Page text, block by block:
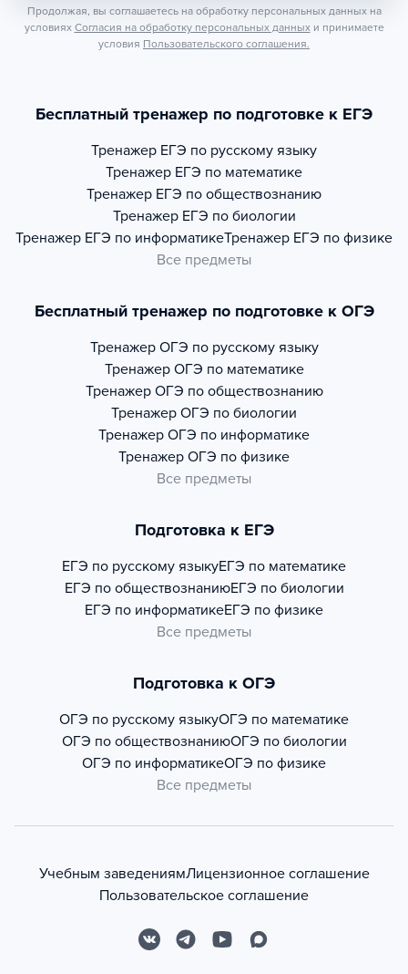
Продолжая, вы соглашаетесь на обработку персональных данных на
условиях Согласия на обработку персональных данных и принимаете
условия Пользовательского соглашения.
Бесплатный тренажер по подготовке к ЕГЭ
Тренажер ЕГЭ по русскому языку
Тренажер ЕГЭ по математике
Тренажер ЕГЭ по обществознанию
Тренажер ЕГЭ по биологии
Тренажер ЕГЭ по информатикеТренажер ЕГЭ по физике
Все предметы
Бесплатный тренажер по подготовке к ОГЭ
Тренажер ОГЭ по русскому языку
Тренажер ОГЭ по математике
Тренажер ОГЭ по обществознанию
Тренажер ОГЭ по биологии
Тренажер ОГЭ по информатике
Тренажер ОГЭ по физике
Все предметы
Подготовка к ЕГЭ
ЕГЭ по русскому языкуЕГЭ по математике
ЕГЭ по обществознаниюЕГЭ по биологии
ЕГЭ по информатикеЕГЭ по физике
Все предметы
Подготовка к ОГЭ
ОГЭ по русскому языкуОГЭ по математике
ОГЭ по обществознаниюОГЭ по биологии
ОГЭ по информатикеОГЭ по физике
Все предметы
Учебным заведениямЛицензионное соглашение
Пользовательское соглашение